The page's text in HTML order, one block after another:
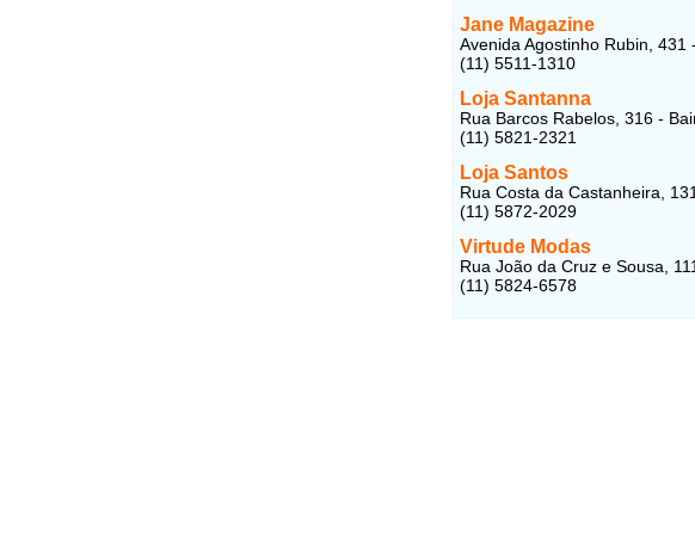
Jane Magazine
Avenida Agostinho Rubin,
(11) 5511-1310
Loja Santanna
Rua Barcos Rabelos, 316 -
(11) 5821-2321
Loja Santos
Rua Costa da Castanheira,
(11) 5872-2029
Virtude Modas
Rua João da Cruz e Sousa,
(11) 5824-6578